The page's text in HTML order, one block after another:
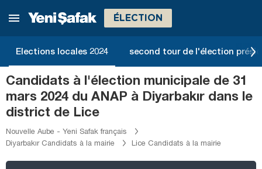
ÉLECTION
Elections locales 2024 second tour de l'élection
Candidats à l'élection municipale de 31
mars 2024 du ANAP à Diyarbakır dans le
district de Lice
Nouvelle Aube - Yeni Safak français
Diyarbakır Candidats à la mairie
Lice Candidats à la mairie
Bingöl
Bolu
Burdur
Bursa
Çanakkale
Çankırı